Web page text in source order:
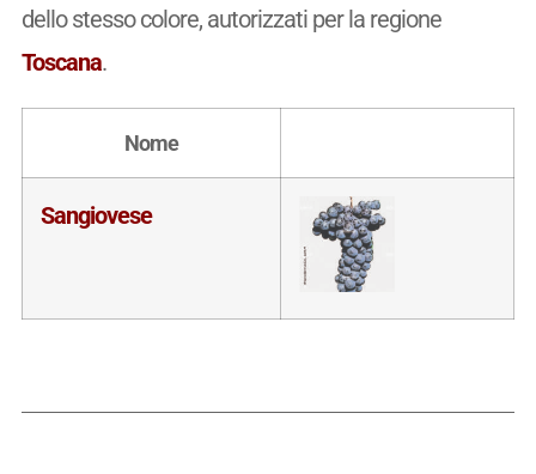
dello stesso colore, autorizzati per la regione
Toscana.
Nome
Sangiovese